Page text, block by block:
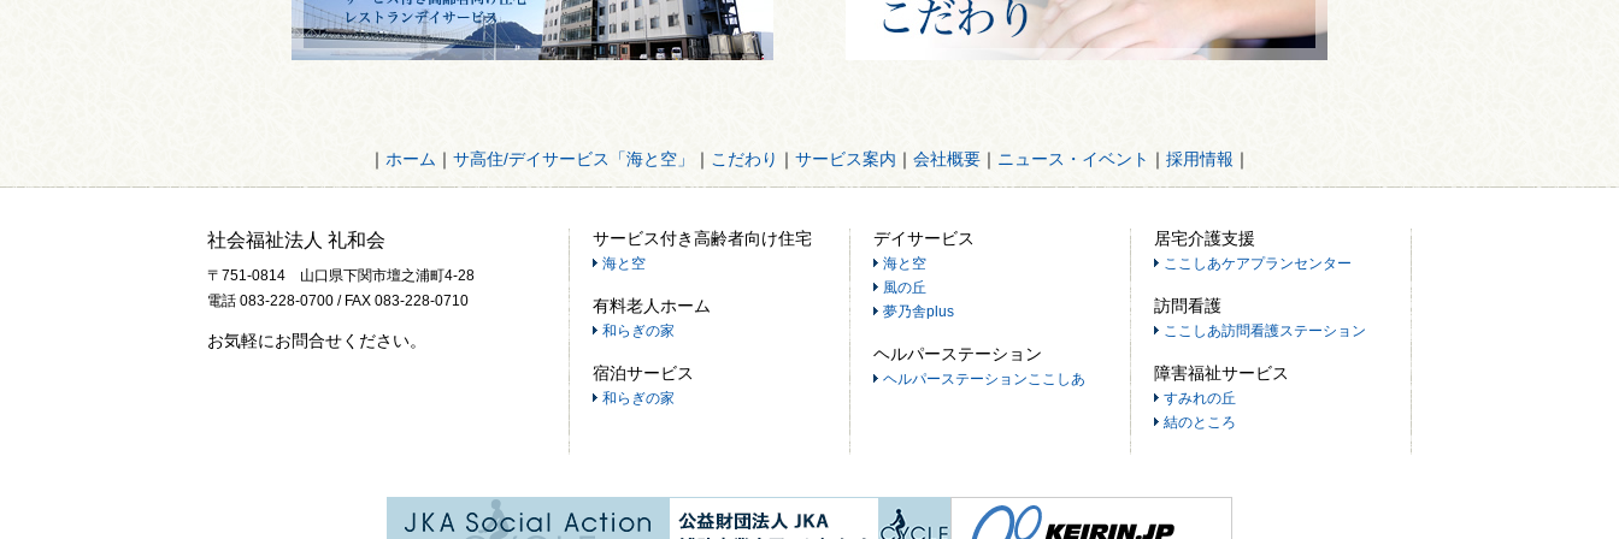
｜ ホーム ｜ サ高住/デイサービス「海と空」 ｜ こだわり ｜ サービス案内 ｜ 会社概要 ｜ ニュース・イベント ｜ 採用情報 ｜
社会福祉法人 礼和会
〒751-0814 山口県下関市壇之浦町4-28
電話 083-228-0700 / FAX 083-228-0710
お気軽にお問合せください。
サービス付き高齢者向け住宅
海と空
有料老人ホーム
和らぎの家
宿泊サービス
和らぎの家
デイサービス
海と空
風の丘
夢乃舎plus
ヘルパーステーション
ヘルパーステーションここしあ
居宅介護支援
ここしあケアプランセンター
訪問看護
ここしあ訪問看護ステーション
障害福祉サービス
すみれの丘
結のところ